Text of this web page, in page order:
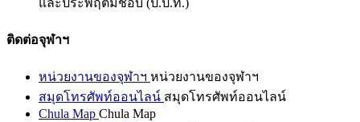
ติดต่อจุฬาฯ
หน่วยงานของจุฬาฯ หน่วยงานของจุฬาฯ
สมุดโทรศัพท์ออนไลน์ สมุดโทรศัพท์ออนไลน์
Chula Map Chula Map